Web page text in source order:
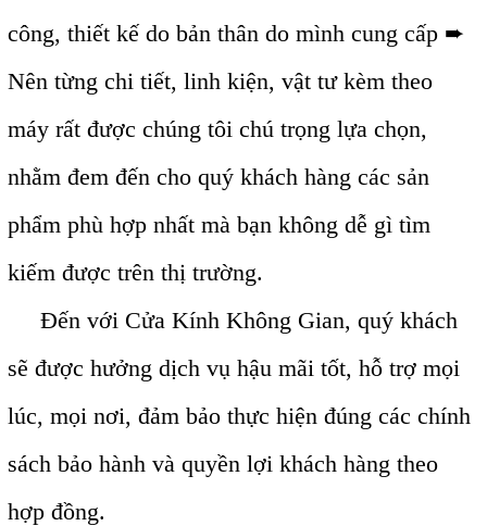
công, thiết kế do bản thân do mình cung cấp ➨
Nên từng chi tiết, linh kiện, vật tư kèm theo
máy rất được chúng tôi chú trọng lựa chọn,
nhằm đem đến cho quý khách hàng các sản
phẩm phù hợp nhất mà bạn không dễ gì tìm
kiếm được trên thị trường.
Đến với Cửa Kính Không Gian, quý khách
sẽ được hưởng dịch vụ hậu mãi tốt, hỗ trợ mọi
lúc, mọi nơi, đảm bảo thực hiện đúng các chính
sách bảo hành và quyền lợi khách hàng theo
hợp đồng.